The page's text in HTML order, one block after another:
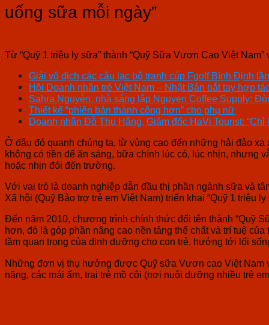
uống sữa mỗi ngày”
Từ “Quỹ 1 triệu ly sữa” thành “Quỹ Sữa Vươn Cao Việt
Giải vô địch các câu lạc bộ tranh cúp Fgolf Bình Định
Hội Doanh nhân trẻ Việt Nam – Nhật Bản bắt tay hợp
Sahra Nguyễn, nhà sáng lập Nguyen Coffee Supply:
Thiết kế “phiên bản thành công hơn” cho phụ nữ
Doanh nhân Đỗ Thu Hằng, Giám đốc HaVi Tourist:
Ở đâu đó quanh chúng ta, từ vùng cao đến những hải đảo
không có tiền để ăn sáng, bữa chính lúc có, lúc nhịn,
hoặc nhịn đói đến trường.
Với vai trò là doanh nghiệp dẫn đầu thị phần ngành sữa và
Xã hội (Quỹ Bảo trợ trẻ em Việt Nam) triển khai “Quỹ 1 triệu
Đến năm 2010, chương trình chính thức đổi tên thành “Quỹ
hơn, đó là góp phần nâng cao nền tảng thể chất và trí tuệ
tầm quan trọng của dinh dưỡng cho con trẻ, hướng tới lối
Những đơn vị thụ hưởng được Quỹ sữa Vươn cao Việt Nam
năng, các mái ấm, trại trẻ mồ côi (nơi nuôi dưỡng nhiều trẻ